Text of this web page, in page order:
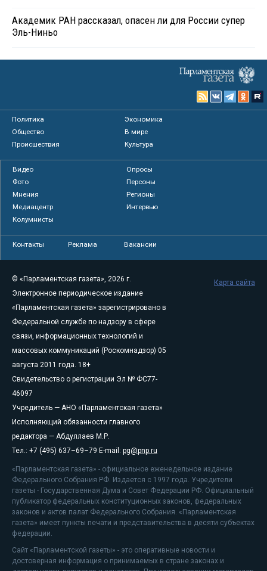
Академик РАН рассказал, опасен ли для России супер
Эль-Ниньо
Политика
Экономика
Общество
В мире
Происшествия
Культура
Видео
Опросы
Фото
Персоны
Мнения
Регионы
Медиацентр
Интервью
Колумнисты
Контакты Реклама Вакансии
© «Парламентская газета», 2026 г.
Электронное периодическое издание
«Парламентская газета» зарегистрировано в
Федеральной службе по надзору в сфере
связи, информационных технологий и
массовых коммуникаций (Роскомнадзор) 05
августа 2011 года. 18+
Свидетельство о регистрации Эл № ФС77-
46097
Учредитель — АНО «Парламентская газета»
Исполняющий обязанности главного
редактора — Абдуллаев М.Р.
Тел.: +7 (495) 637–69–79 E-mail: pg@pnp.ru
«Парламентская газета» - официальное еженедельное издание
Федерального Собрания РФ. Издается с 1997 года. Учредители
газеты - Государственная Дума и Совет Федерации РФ. Официальный
публикатор федеральных конституционных законов, федеральных
законов и актов палат Федерального Собрания. «Парламентская
газета» имеет пункты печати и представительства в десяти субъектах
федерации.
Сайт «Парламентской газеты» - это оперативные новости и
достоверная информация о принимаемых в стране законах и
Карта сайта